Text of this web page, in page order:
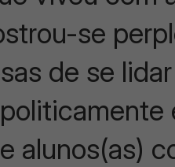
se
de se
alunos(as)